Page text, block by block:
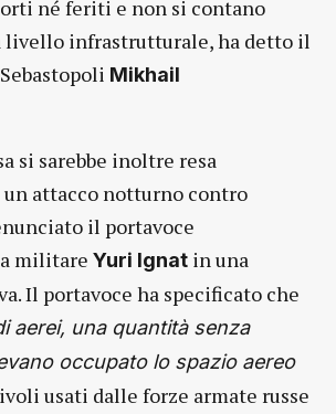
né feriti e non si contano
livello infrastrutturale, ha detto il
Mikhail
si sarebbe inoltre resa
attacco notturno contro
il portavoce
militare Yuri Ignat in una
Il portavoce ha specificato che
aerei, una quantità senza
occupato lo spazio aereo
usati dalle forze armate russe